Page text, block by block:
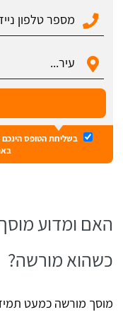
בשליחת הטופס
האם ומדוע
כשהוא מורשה?
מוסך מורשה כמעט תמיד